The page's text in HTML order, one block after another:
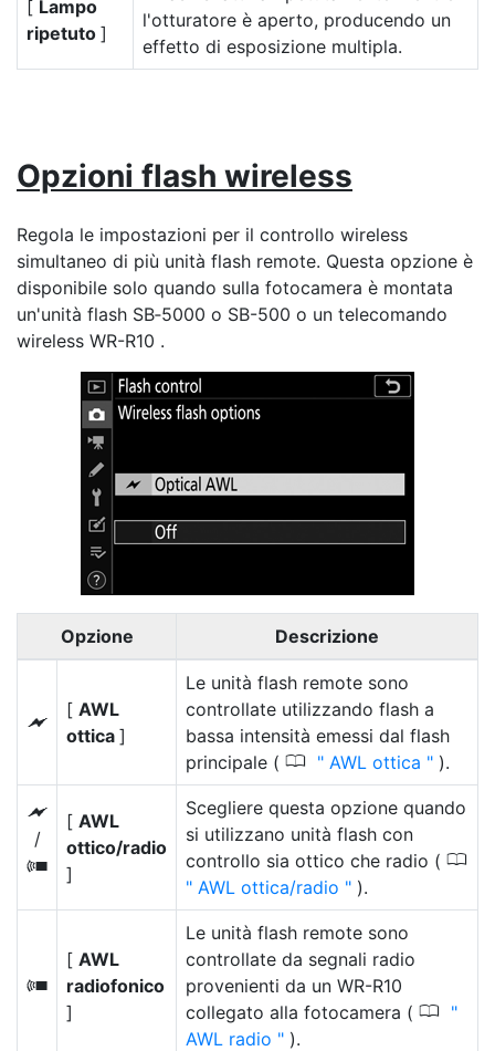
[ Lampo
ripetuto ]
l'otturatore è aperto, producendo un
effetto di esposizione multipla.
Opzioni flash wireless
Regola le impostazioni per il controllo wireless
simultaneo di più unità flash remote. Questa opzione è
disponibile solo quando sulla fotocamera è montata
un'unità flash SB‑5000 o SB-500 o un telecomando
wireless WR-R10 .
Opzione Descrizione
Y
[ AWL
ottica ]
Le unità flash remote sono
controllate utilizzando flash a
bassa intensità emessi dal flash
principale ( 0 AWL ottica ).
Y
/
Z
[ AWL
ottico/radio
]
Scegliere questa opzione quando
si utilizzano unità flash con
controllo sia ottico che radio ( 0
AWL ottica/radio ).
Z
[ AWL
radiofonico
]
Le unità flash remote sono
controllate da segnali radio
provenienti da un WR-R10
collegato alla fotocamera ( 0
AWL radio ).